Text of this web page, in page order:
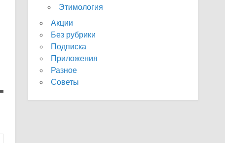
Этимология
Акции
Без рубрики
Подписка
Приложения
Разное
Советы